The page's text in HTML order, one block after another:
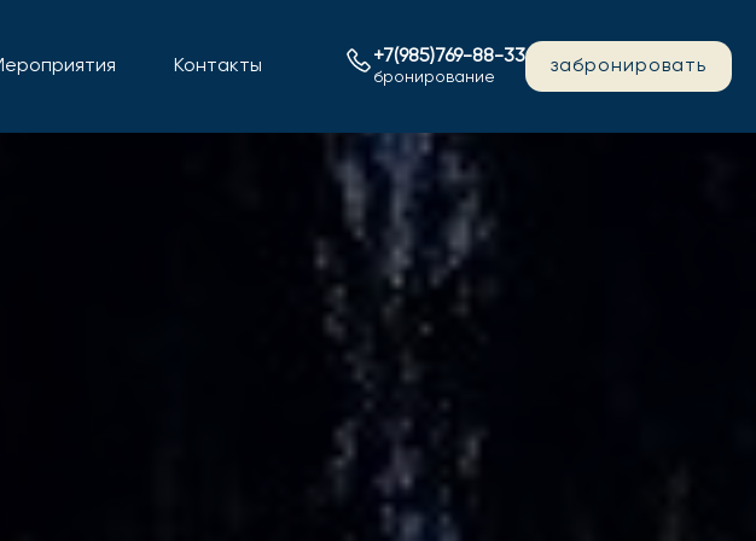
Контакты +7(985)769-88-33
бронирование
забронировать